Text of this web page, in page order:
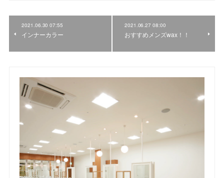
2021.06.30 07:55
インナーカラー
2021.06.27 08:00
おすすめメンズwax！！